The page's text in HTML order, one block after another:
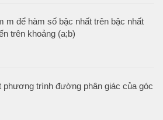
m để hàm số bậc nhất trên bậc nhất
trên khoảng (a;b)
phương trình đường phân giác của góc